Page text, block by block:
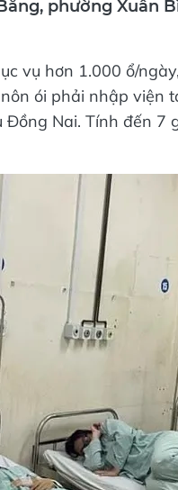
phường Xuân
vụ hơn 1.000 ổ/
ói phải nhập viện
Nai. Tính đến 7